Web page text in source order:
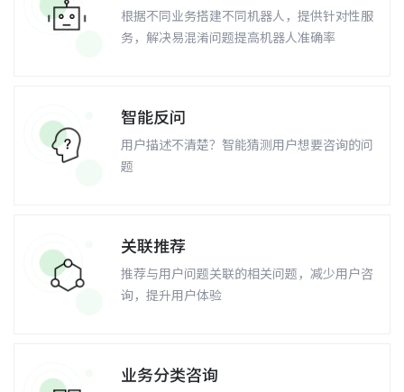
根据不同业务搭建不同机器人，提供针对性服
务，解决易混淆问题提高机器人准确率
智能反问
用户描述不清楚？智能猜测用户想要咨询的问
题
关联推荐
推荐与用户问题关联的相关问题，减少用户咨
询，提升用户体验
业务分类咨询